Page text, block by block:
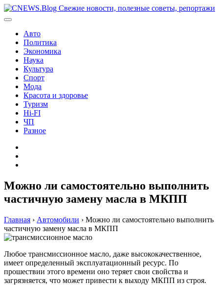
Перейти
к
Авто
Политика
Экономика
Наука
Культура
Спорт
Мода
Красота и здоровье
Туризм
Hi-FI
ЧП
Разное
Можно ли самостоятельно выполнить
частичную замену масла в МКПП
Главная › Автомобили › Можно ли самостоятельно выполнить
частичную замену масла в МКПП
Любое трансмиссионное масло, даже высококачественное,
имеет определенный эксплуатационный ресурс. По
прошествии этого времени оно теряет свои свойства и
загрязняется, что может привести к выходу МКПП из строя.